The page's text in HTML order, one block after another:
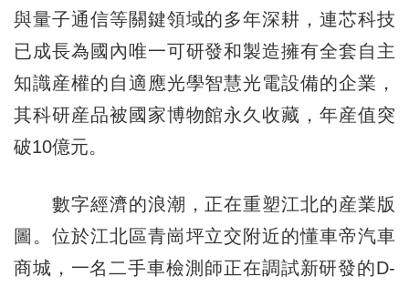
與量子通信等關鍵領域的多年深耕，連芯科技
已成長為國內唯一可研發和製造擁有全套自主
知識産權的自適應光學智慧光電設備的企業，
其科研産品被國家博物館永久收藏，年産值突
破10億元。
數字經濟的浪潮，正在重塑江北的産業版
圖。位於江北區青崗坪立交附近的懂車帝汽車
商城，一名二手車檢測師正在調試新研發的D-